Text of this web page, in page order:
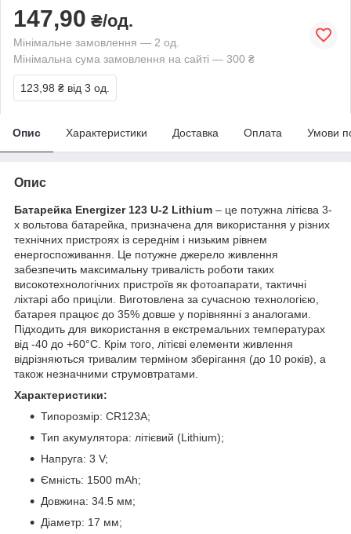
147,90 ₴/од.
Мінімальне замовлення — 2 од.
Мінімальна сума замовлення на сайті — 300 ₴
123,98 ₴ від 3 од.
Опис Характеристики Доставка Оплата Умови
Опис
Батарейка Energizer 123 U-2 Lithium – це потужна літієва 3-
х вольтова батарейка, призначена для використання у різних
технічних пристроях із середнім і низьким рівнем
енергоспоживання. Це потужне джерело живлення
забезпечить максимальну тривалість роботи таких
високотехнологічних пристроїв як фотоапарати, тактичні
ліхтарі або приціли. Виготовлена за сучасною технологією,
батарея працює до 35% довше у порівнянні з аналогами.
Підходить для використання в екстремальних температурах
від -40 до +60°C. Крім того, літієві елементи живлення
відрізняються тривалим терміном зберігання (до 10 років), а
також незначними струмовтратами.
Характеристики:
Типорозмір: CR123А;
Тип акумулятора: літієвий (Lithium);
Напруга: 3 V;
Ємність: 1500 mAh;
Довжина: 34.5 мм;
Діаметр: 17 мм;